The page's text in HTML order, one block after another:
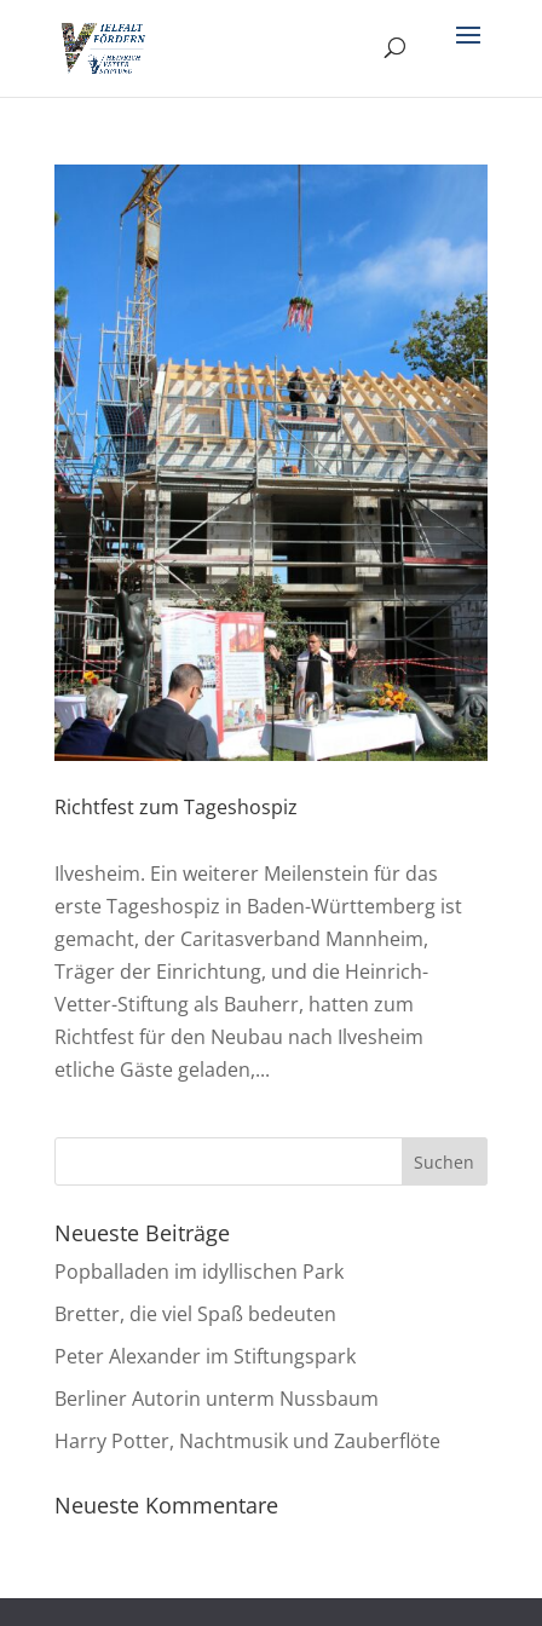
Richtfest zum Tageshospiz
Ilvesheim. Ein weiterer Meilenstein für das
erste Tageshospiz in Baden-Württemberg ist
gemacht, der Caritasverband Mannheim,
Träger der Einrichtung, und die Heinrich-
Vetter-Stiftung als Bauherr, hatten zum
Richtfest für den Neubau nach Ilvesheim
etliche Gäste geladen,...
Neueste Beiträge
Popballaden im idyllischen Park
Bretter, die viel Spaß bedeuten
Peter Alexander im Stiftungspark
Berliner Autorin unterm Nussbaum
Harry Potter, Nachtmusik und Zauberflöte
Neueste Kommentare